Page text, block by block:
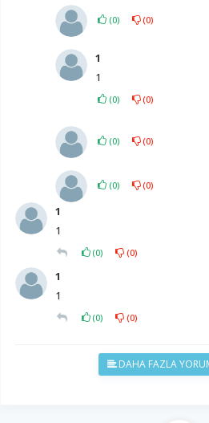
(0) (0)
1
1
(0) (0)
(0) (0)
(0) (0)
1
1
(0) (0)
1
1
(0) (0)
DAHA FAZLA